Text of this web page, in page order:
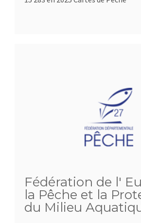
Fédération de l'
la Pêche et la
du Milieu